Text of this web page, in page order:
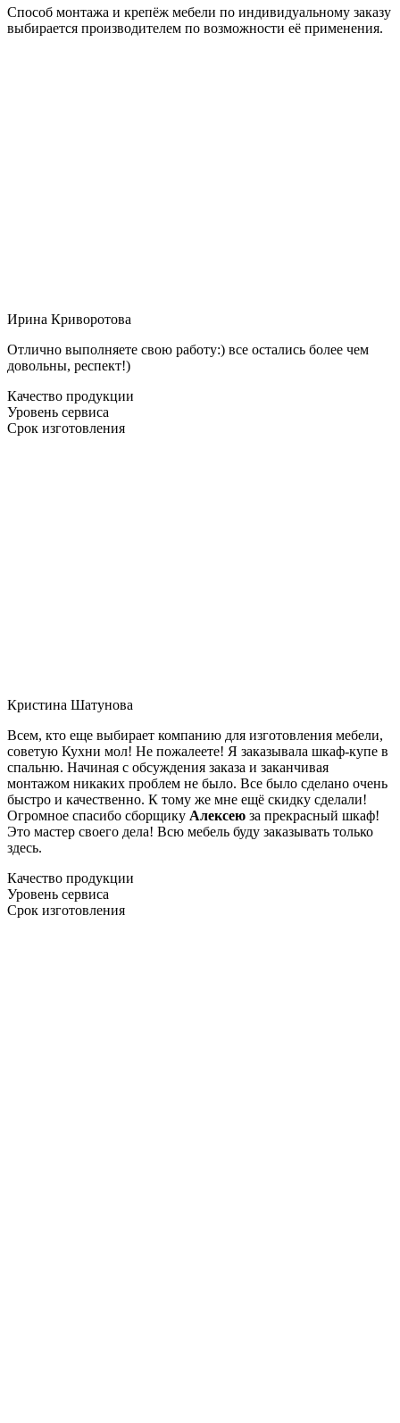
Способ монтажа и крепёж мебели по индивидуальному заказу
выбирается производителем по возможности её применения.
Ирина Криворотова
Отлично выполняете свою работу:) все остались более чем
довольны, респект!)
Качество продукции
Уровень сервиса
Срок изготовления
Кристина Шатунова
Всем, кто еще выбирает компанию для изготовления мебели,
советую Кухни мол! Не пожалеете! Я заказывала шкаф-купе в
спальню. Начиная с обсуждения заказа и заканчивая
монтажом никаких проблем не было. Все было сделано очень
быстро и качественно. К тому же мне ещё скидку сделали!
Огромное спасибо сборщику Алексею за прекрасный шкаф!
Это мастер своего дела! Всю мебель буду заказывать только
здесь.
Качество продукции
Уровень сервиса
Срок изготовления